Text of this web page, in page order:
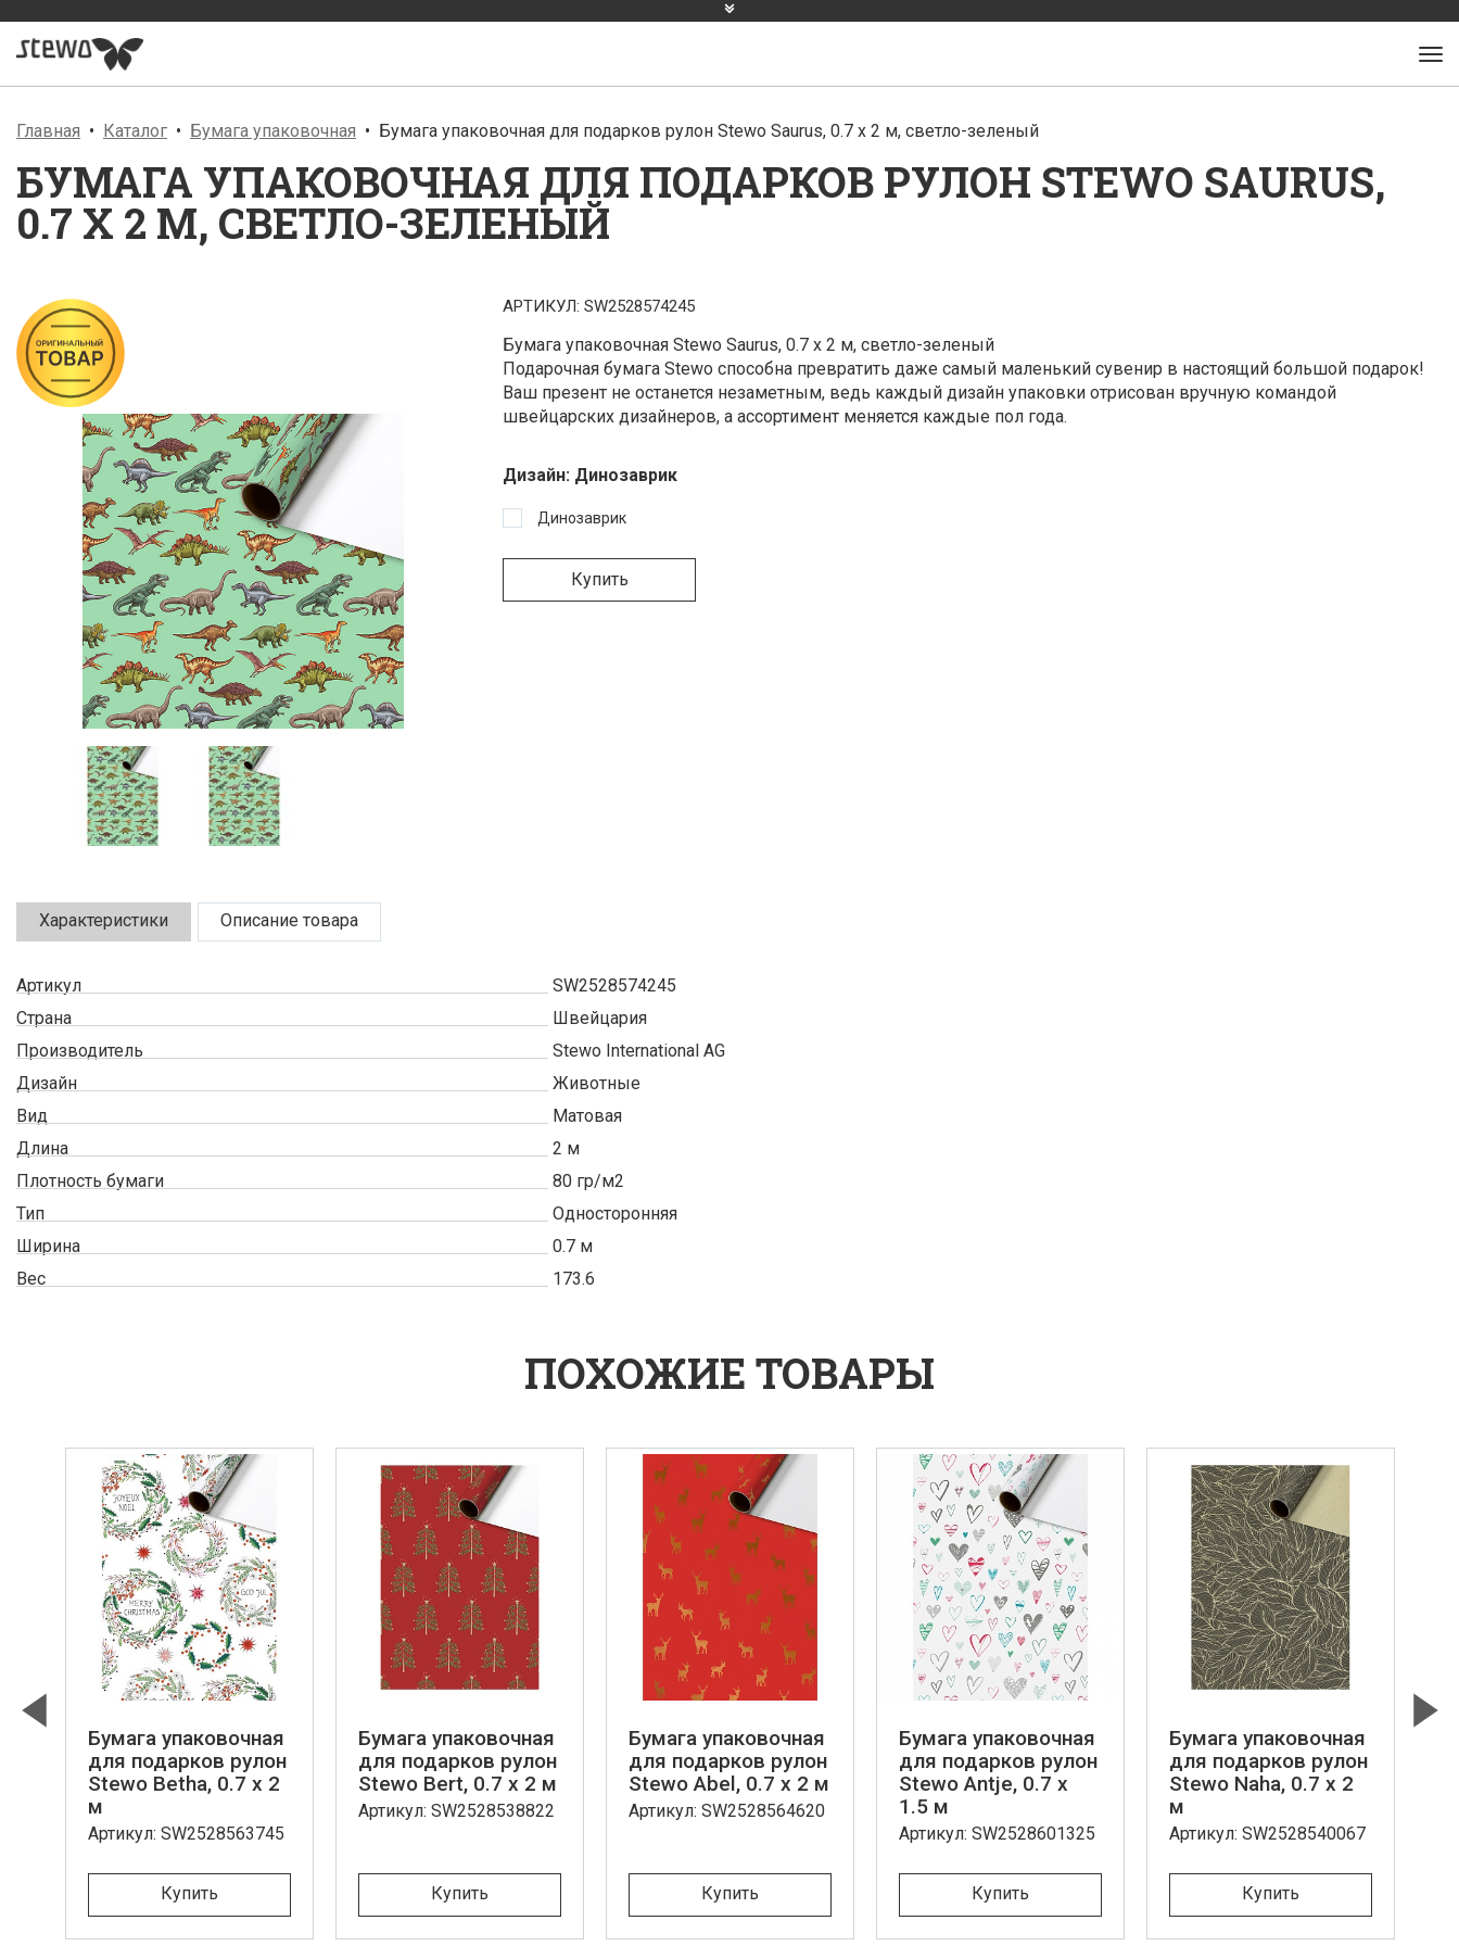
Главная Каталог Бумага упаковочная Бумага упаковочная для подарков рулон Stewo Saurus, 0.7 x 2 м, светло-зеленый
БУМАГА УПАКОВОЧНАЯ ДЛЯ ПОДАРКОВ РУЛОН STEWO SAURUS,
0.7 X 2 М, СВЕТЛО-ЗЕЛЕНЫЙ
АРТИКУЛ: SW2528574245
Бумага упаковочная Stewo Saurus, 0.7 x 2 м, светло-зеленый
Подарочная бумага Stewo способна превратить даже самый маленький сувенир в настоящий большой подарок!
Ваш презент не останется незаметным, ведь каждый дизайн упаковки отрисован вручную командой
швейцарских дизайнеров, а ассортимент меняется каждые пол года.
Дизайн: Динозаврик
Динозаврик
Купить
Характеристики Описание товара
Артикул
SW2528574245
Страна
Швейцария
Производитель
Stewo International AG
Дизайн
Животные
Вид
Матовая
Длина
2 м
Плотность бумаги
80 гр/м2
Тип
Односторонняя
Ширина
0.7 м
Вес
173.6
ПОХОЖИЕ ТОВАРЫ
Бумага упаковочная
для подарков рулон
Stewo Betha, 0.7 x 2
м
Артикул: SW2528563745
Купить
Бумага упаковочная
для подарков рулон
Stewo Bert, 0.7 x 2 м
Артикул: SW2528538822
Купить
Бумага упаковочная
для подарков рулон
Stewo Abel, 0.7 x 2 м
Артикул: SW2528564620
Купить
Бумага упаковочная
для подарков рулон
Stewo Antje, 0.7 x
1.5 м
Артикул: SW2528601325
Купить
Бумага упаковочная
для подарков рулон
Stewo Naha, 0.7 x 2
м
Артикул: SW2528540067
Купить